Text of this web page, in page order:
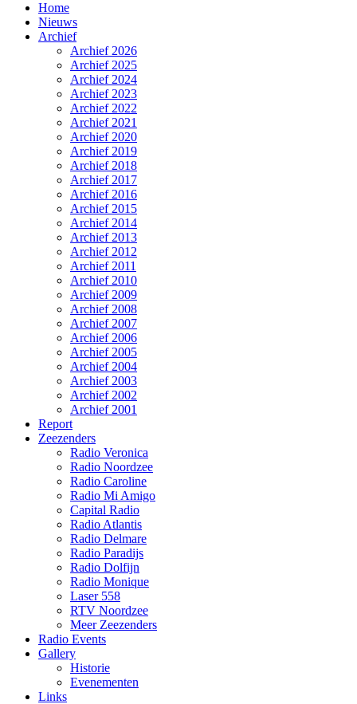
Home
Nieuws
Archief
Archief 2026
Archief 2025
Archief 2024
Archief 2023
Archief 2022
Archief 2021
Archief 2020
Archief 2019
Archief 2018
Archief 2017
Archief 2016
Archief 2015
Archief 2014
Archief 2013
Archief 2012
Archief 2011
Archief 2010
Archief 2009
Archief 2008
Archief 2007
Archief 2006
Archief 2005
Archief 2004
Archief 2003
Archief 2002
Archief 2001
Report
Zeezenders
Radio Veronica
Radio Noordzee
Radio Caroline
Radio Mi Amigo
Capital Radio
Radio Atlantis
Radio Delmare
Radio Paradijs
Radio Dolfijn
Radio Monique
Laser 558
RTV Noordzee
Meer Zeezenders
Radio Events
Gallery
Historie
Evenementen
Links